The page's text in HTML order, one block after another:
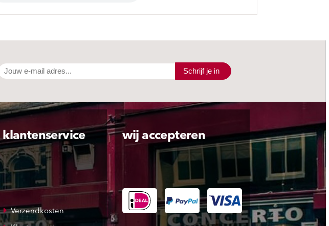
Schrijf je in
klantenservice
Verzendkosten
wij accepteren